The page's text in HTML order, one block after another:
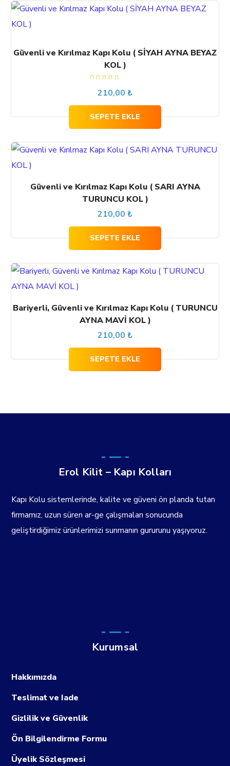
Güvenli ve Kırılmaz Kapı Kolu ( SİYAH AYNA BEYAZ
KOL )
üzerinden
5.00oy
210,00 ₺
SEPETE EKLE
Güvenli ve Kırılmaz Kapı Kolu ( SARI AYNA
TURUNCU KOL )
210,00 ₺
SEPETE EKLE
Bariyerli, Güvenli ve Kırılmaz Kapı Kolu ( TURUNCU
AYNA MAVİ KOL )
210,00 ₺
SEPETE EKLE
Erol Kilit – Kapı Kolları
Kapı Kolu sistemlerinde, kalite ve güveni ön planda tutan
firmamız, uzun süren ar-ge çalışmaları sonucunda
geliştirdiğimiz ürünlerimizi sunmanın gururunu yaşıyoruz.
Kurumsal
Hakkımızda
Teslimat ve Iade
Gizlilik ve Güvenlik
Ön Bilgilendirme Formu
Üyelik Sözleşmesi